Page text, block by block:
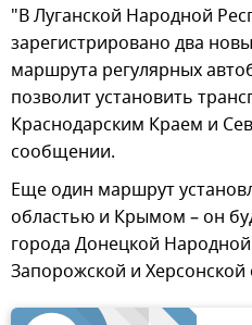
"В Луганской Народной
зарегистрировано два
маршрута регулярных
позволит установить
Краснодарским Краем и
сообщении.
Еще один маршрут
областью и Крымом – он
города Донецкой
Запорожской и Херсонской